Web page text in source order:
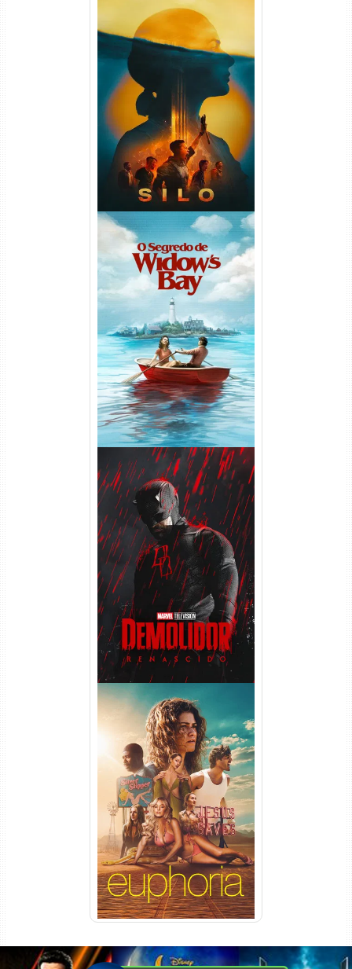
Silo 2ª Temporada (2024)
WEB-DL 1080p Dual Áudio
O Segredo de Widow’s Bay
1ª Temporada Torrent (2026)
WEB-DL 1080p Dual Áudio
Demolidor: Renascido 2ª
Temporada (2026) WEB-DL
1080p Dual Áudio
Euphoria 3ª Temporada
Torrent (2026) WEB-DL 1080p
Dual Áudio